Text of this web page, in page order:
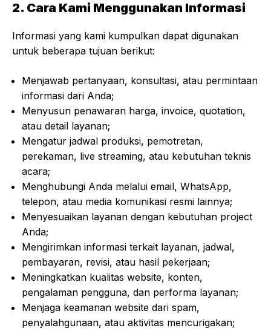
2. Cara Kami Menggunakan Informasi
Informasi yang kami kumpulkan dapat digunakan
untuk beberapa tujuan berikut:
Menjawab pertanyaan, konsultasi, atau permintaan
informasi dari Anda;
Menyusun penawaran harga, invoice, quotation,
atau detail layanan;
Mengatur jadwal produksi, pemotretan,
perekaman, live streaming, atau kebutuhan teknis
acara;
Menghubungi Anda melalui email, WhatsApp,
telepon, atau media komunikasi resmi lainnya;
Menyesuaikan layanan dengan kebutuhan project
Anda;
Mengirimkan informasi terkait layanan, jadwal,
pembayaran, revisi, atau hasil pekerjaan;
Meningkatkan kualitas website, konten,
pengalaman pengguna, dan performa layanan;
Menjaga keamanan website dari spam,
penyalahgunaan, atau aktivitas mencurigakan;